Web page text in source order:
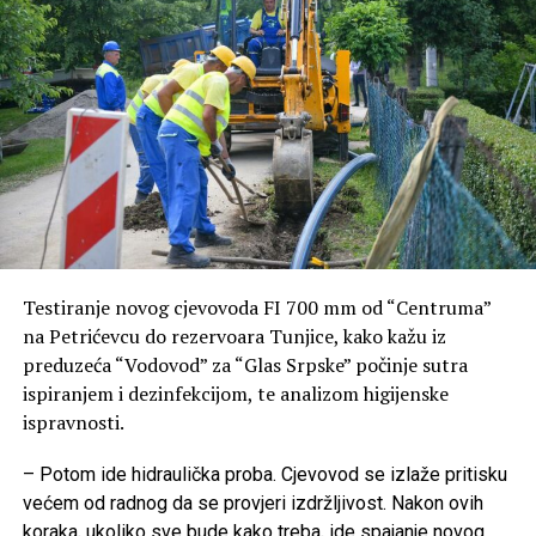
podržaćemo porodice školskim priborom i novčano za
prvačiće, zatim dodjeljujemo stipendije učenicima i
studentima, a kroz ovakve događaje nastojimo da
budemo još bliži našim porodicama – poručila je Šukalo.
Dodala je da će tokom ljeta biti organizovano još
sadržaja na gradskim šetalištima i u parkovima.
-Želimo da svim sugrađanima koji ljeto provode u
Banjaluci ponudimo kvalitetne i besplatne sadržaje. U
narednom periodu biće organizovano još nekoliko
ovakvih druženja, koja će biti uvod u našu tradicionalnu
manifestaciju „Veliki početak“, kojom zajedno pružamo
podršku porodicama i učenicima pred početak nove
školske godine – rekla je Šukalo.
Govoreći o novim mjerama podrške, Šukalo je istakla da
će Grad obezbijediti besplatnu aplikaciju za roditelje koja
će pomoći u bezbjednijem korištenju društvenih mreža i
Testiranje novog cjevovoda FI 700 mm od “Centruma”
na Petrićevcu do rezervoara Tunjice, kako kažu iz
preduzeća “Vodovod” za “Glas Srpske” počinje sutra
ispiranjem i dezinfekcijom, te analizom higijenske
ispravnosti.
– Potom ide hidraulička proba. Cjevovod se izlaže pritisku
većem od radnog da se provjeri izdržljivost. Nakon ovih